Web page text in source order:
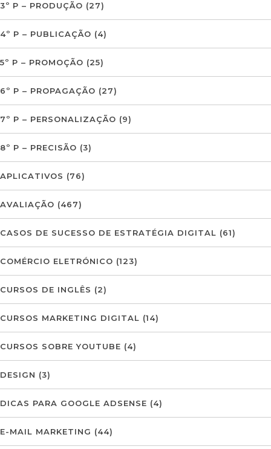
3º P – PRODUÇÃO (27)
4º P – PUBLICAÇÃO (4)
5º P – PROMOÇÃO (25)
6º P – PROPAGAÇÃO (27)
7º P – PERSONALIZAÇÃO (9)
8º P – PRECISÃO (3)
APLICATIVOS (76)
AVALIAÇÃO (467)
CASOS DE SUCESSO DE ESTRATÉGIA DIGITAL (61)
COMÉRCIO ELETRÓNICO (123)
CURSOS DE INGLÊS (2)
CURSOS MARKETING DIGITAL (14)
CURSOS SOBRE YOUTUBE (4)
DESIGN (3)
DICAS PARA GOOGLE ADSENSE (4)
E-MAIL MARKETING (44)